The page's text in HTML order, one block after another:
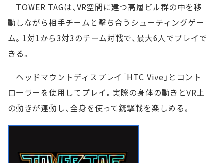
TOWER TAGは、VR空間に建つ高層ビル群の中を移
動しながら相手チームと撃ち合うシューティングゲー
ム。1対1から3対3のチーム対戦で、最大6人でプレイで
きる。
ヘッドマウントディスプレイ「HTC Vive」とコント
ローラーを使用してプレイ。実際の身体の動きとVR上
の動きが連動し、全身を使って銃撃戦を楽しめる。